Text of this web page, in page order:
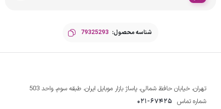
شناسه محصول: 79325293
تهران، خیابان حافظ شمالی، پاساژ بازار موبایل ایران، طبقه سوم، واحد 503
شماره تماس 021-67425